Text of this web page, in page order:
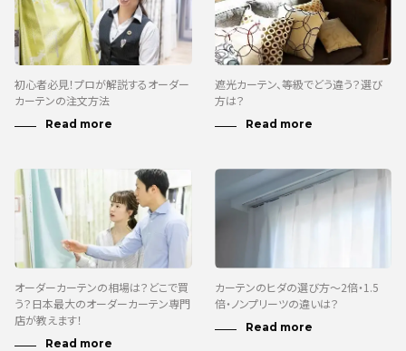
初心者必見！プロが解説するオーダー
カーテンの注文方法
遮光カーテン、等級でどう違う？選び
方は？
オーダーカーテンの相場は？どこで買
う？日本最大のオーダーカーテン専門
店が教えます！
カーテンのヒダの選び方～2倍・1.5
倍・ノンプリーツの違いは？